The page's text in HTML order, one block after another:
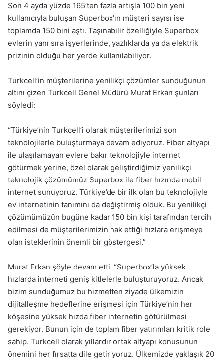
Son 4 ayda yüzde 165’ten fazla artışla 100 bin yeni
kullanıcıyla buluşan Superbox’ın müşteri sayısı ise
toplamda 150 bini aştı. Taşınabilir özelliğiyle Superbox
evlerin yanı sıra işyerlerinde, yazlıklarda ya da elektrik
prizinin olduğu her yerde kullanılabiliyor.
Turkcell’in müşterilerine yenilikçi çözümler sunduğunun
altını çizen Turkcell Genel Müdürü Murat Erkan şunları
söyledi:
“Türkiye’nin Turkcell’i olarak müşterilerimizi son
teknolojilerle buluşturmaya devam ediyoruz. Fiber altyapı
ile ulaşılamayan evlere bakır teknolojiyle internet
götürmek yerine, özel olarak geliştirdiğimiz yenilikçi
teknolojik çözümümüz Superbox ile fiber hızında mobil
internet sunuyoruz. Türkiye’de bir ilk olan bu teknolojiyle
ev internetinin tanımını da değiştirmiş olduk. Bu yenilikçi
çözümümüzün bugüne kadar 150 bin kişi tarafından tercih
edilmesi de müşterilerimizin hak ettiği hızlara erişmeye
olan isteklerinin önemli bir göstergesi.”
Murat Erkan şöyle devam etti: “Superbox’la yüksek
hızlarda interneti geniş kitlelerle buluşturuyoruz. Ancak
bizim sunduğumuz bu hizmetten ziyade ülkemizin
dijitalleşme hedeflerine erişmesi için Türkiye’nin her
köşesine yüksek hızda fiber internetin götürülmesi
gerekiyor. Bunun için de toplam fiber yatırımları kritik role
sahip. Turkcell olarak yıllardır ortak altyapı konusunun
önemini her fırsatta dile getiriyoruz. Ülkemizde yaklaşık 20